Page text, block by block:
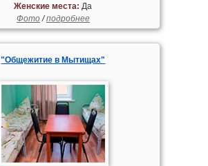
Женские места: Да
Фото/подробнее
"Общежитие в Мытищах"